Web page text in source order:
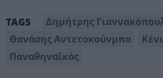
TAGS
Δημήτρης
Θανάσης Αντετοκούνμπο
Παναθηναΐκός